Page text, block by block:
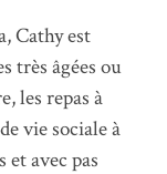
Cathy est
très âgées ou
les repas à
vie sociale à
avec pas